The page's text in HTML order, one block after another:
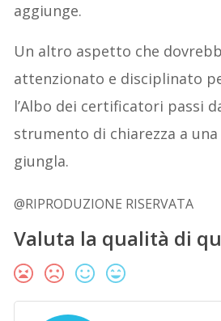
aggiunge.
Un altro aspetto che
attenzionato e disciplinato
l’Albo dei certificatori passi
strumento di chiarezza a
giungla.
@RIPRODUZIONE RISERVATA
Valuta la qualità di